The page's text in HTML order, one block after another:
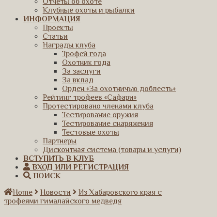
Клубные охоты и рыбалки
ИНФОРМАЦИЯ
Проекты
Статьи
Награды клуба
Трофей года
Охотник года
За заслуги
За вклад
Орден «За охотничью доблесть»
Рейтинг трофеев «Сафари»
Протестировано членами клуба
Тестирование оружия
Тестирование снаряжения
Тестовые охоты
Партнеры
Дисконтная система (товары и услуги)
ВСТУПИТЬ В КЛУБ
ВХОД ИЛИ РЕГИСТРАЦИЯ
ПОИСК
Home
Новости
Из Хабаровского края с
трофеями гималайского медведя